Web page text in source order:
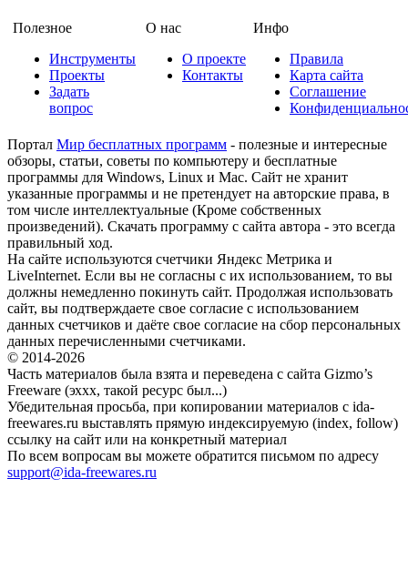
Полезное
Инструменты
Проекты
Задать
вопрос
О нас
О проекте
Контакты
Инфо
Правила
Карта сайта
Соглашение
Портал Мир бесплатных программ - полезные и интересные
обзоры, статьи, советы по компьютеру и бесплатные
программы для Windows, Linux и Mac. Сайт не хранит
указанные программы и не претендует на авторские права, в
том числе интеллектуальные (Кроме собственных
произведений). Скачать программу с сайта автора - это всегда
правильный ход.
На сайте используются счетчики Яндекс Метрика и
LiveInternet. Если вы не согласны с их использованием, то вы
должны немедленно покинуть сайт. Продолжая использовать
сайт, вы подтверждаете свое согласие с использованием
данных счетчиков и даёте свое согласие на сбор персональных
данных перечисленными счетчиками.
© 2014-2026
Часть материалов была взята и переведена с сайта Gizmo’s
Freeware (эххх, такой ресурс был...)
Убедительная просьба, при копировании материалов с ida-
freewares.ru выставлять прямую индексируемую (index, follow)
ссылку на сайт или на конкретный материал
По всем вопросам вы можете обратится письмом по адресу
support@ida-freewares.ru